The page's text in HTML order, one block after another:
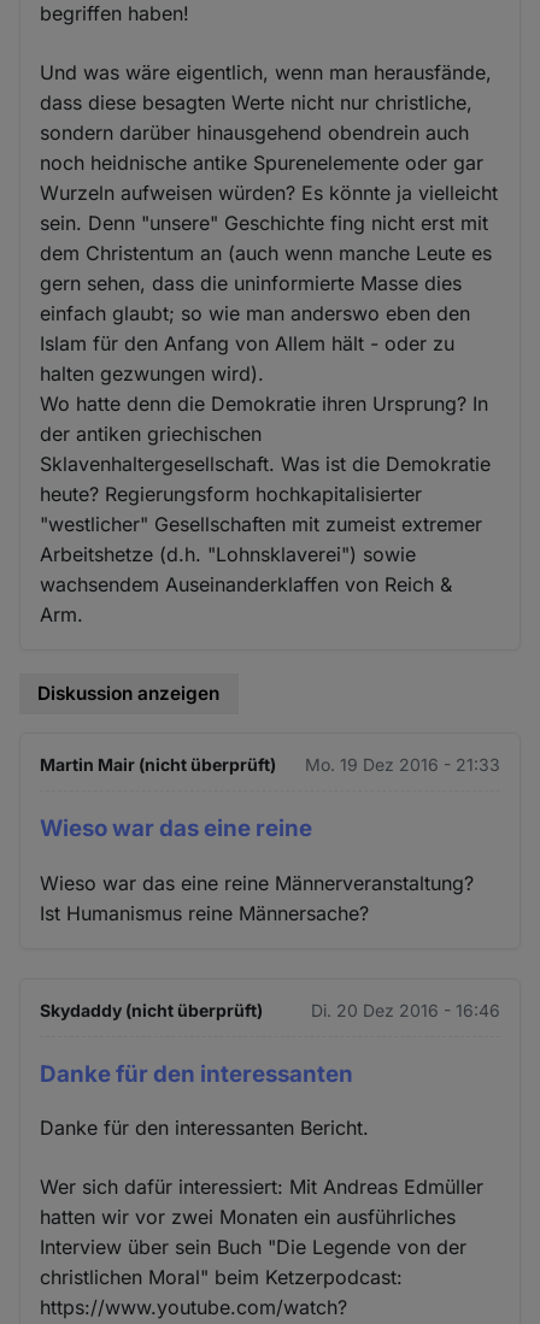
begriffen haben!
Und was wäre eigentlich, wenn man herausfände,
dass diese besagten Werte nicht nur christliche,
sondern darüber hinausgehend obendrein auch
noch heidnische antike Spurenelemente oder gar
Wurzeln aufweisen würden? Es könnte ja vielleicht
sein. Denn "unsere" Geschichte fing nicht erst mit
dem Christentum an (auch wenn manche Leute es
gern sehen, dass die uninformierte Masse dies
einfach glaubt; so wie man anderswo eben den
Islam für den Anfang von Allem hält - oder zu
halten gezwungen wird).
Wo hatte denn die Demokratie ihren Ursprung? In
der antiken griechischen
Sklavenhaltergesellschaft. Was ist die Demokratie
heute? Regierungsform hochkapitalisierter
"westlicher" Gesellschaften mit zumeist extremer
Arbeitshetze (d.h. "Lohnsklaverei") sowie
wachsendem Auseinanderklaffen von Reich &
Arm.
Diskussion anzeigen
Martin Mair (nicht überprüft) Mo. 19 Dez 2016 - 21:33
Wieso war das eine reine
Wieso war das eine reine Männerveranstaltung?
Ist Humanismus reine Männersache?
Skydaddy (nicht überprüft) Di. 20 Dez 2016 - 16:46
Danke für den interessanten
Danke für den interessanten Bericht.
Wer sich dafür interessiert: Mit Andreas Edmüller
hatten wir vor zwei Monaten ein ausführliches
Interview über sein Buch "Die Legende von der
christlichen Moral" beim Ketzerpodcast:
https://www.youtube.com/watch?